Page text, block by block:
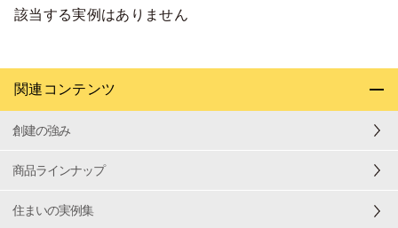
該当する実例はありません
関連コンテンツ
創建の強み
商品ラインナップ
住まいの実例集